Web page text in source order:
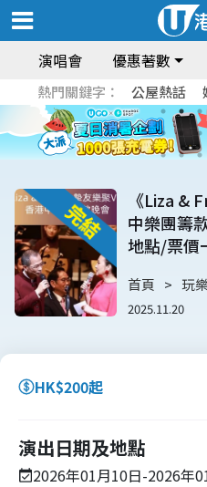
演唱會 優惠著數
熱門關鍵字： 公屋熱話
《Liza &
中樂團籌
地點/票價
首頁 玩
2025.11.20
HK$200起
演出日期及地點
2026年01月10日-2026年